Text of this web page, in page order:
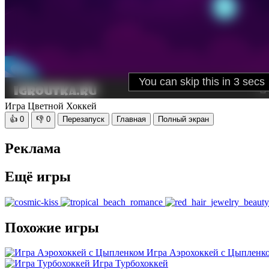
Игра Цветной Хоккей
👍 0 👎 0 Перезапуск Главная Полный экран
Реклама
Ещё игры
Похожие игры
Игра Аэрохоккей с
Игра Турбохоккей